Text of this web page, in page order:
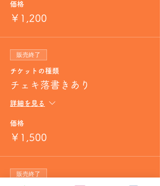
価格
￥1,200
販売終了
チケットの種類
チェキ落書きあり
詳細を見る
価格
￥1,500
販売終了